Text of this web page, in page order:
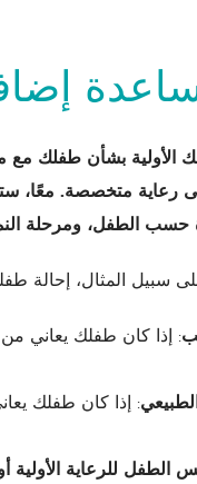
الأولية بشأن طفلك مع
رعاية متخصصة. معًا،
الطفل، ومرحلة
سبيل المثال، إحالة
: إذا كان طفلك يعاني
الطبيعي: إذا كان طفلك
الطفل للرعاية الأولية